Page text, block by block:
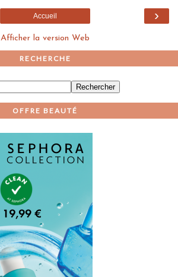
›
Accueil
Afficher la version Web
RECHERCHE
OFFRE BEAUTÉ